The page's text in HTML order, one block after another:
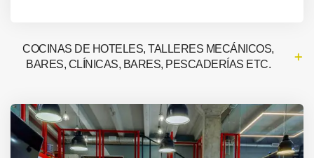
COCINAS DE HOTELES, TALLERES MECÁNICOS,
BARES, CLÍNICAS, BARES, PESCADERÍAS ETC.